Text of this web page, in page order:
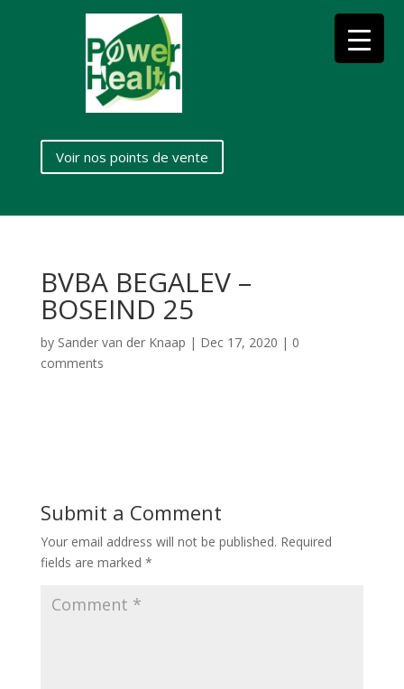
Voir nos points de vente
BVBA BEGALEV –
BOSEIND 25
by Sander van der Knaap | Dec 17, 2020 | 0
comments
Submit a Comment
Your email address will not be published. Required
fields are marked *